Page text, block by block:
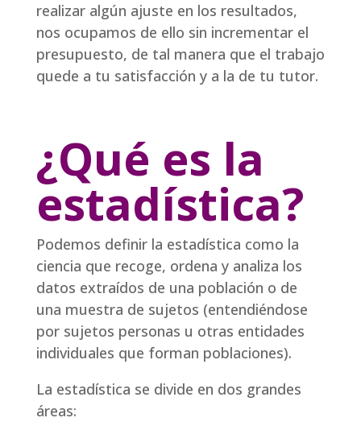
realizar algún ajuste en los resultados,
nos ocupamos de ello sin incrementar el
presupuesto, de tal manera que el trabajo
quede a tu satisfacción y a la de tu tutor.
¿Qué es la
estadística?
Podemos definir la estadística como la
ciencia que recoge, ordena y analiza los
datos extraídos de una población o de
una muestra de sujetos (entendiéndose
por sujetos personas u otras entidades
individuales que forman poblaciones).
La estadística se divide en dos grandes
áreas: